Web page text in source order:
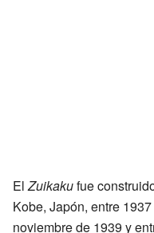
ElZuikakufue
Kobe, Japón, entre
noviembre de 1939 y